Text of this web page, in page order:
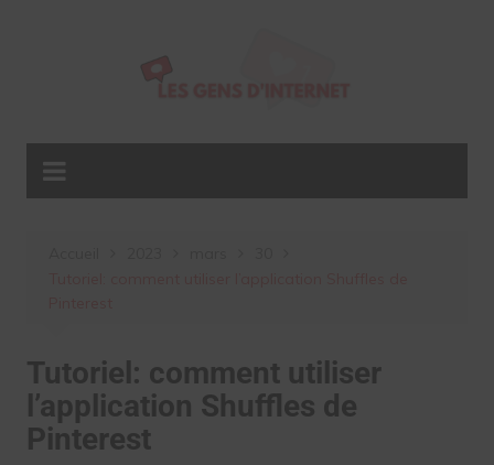
Tutoriel: comment utiliser
l’application Shuffles de
Pinterest